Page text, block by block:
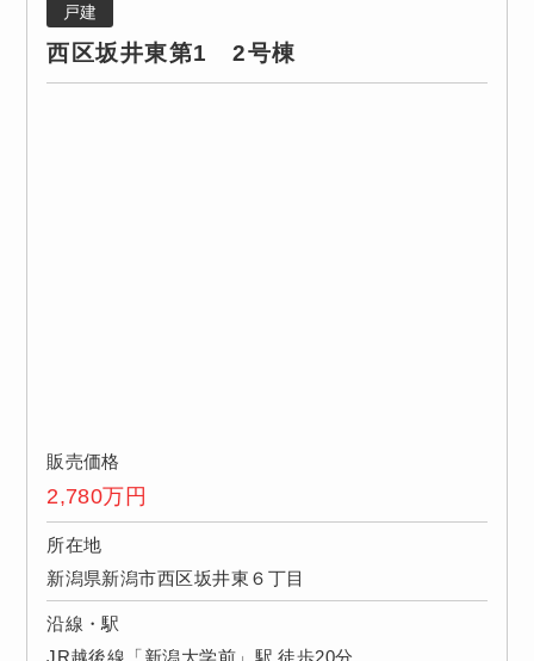
戸建
西区坂井東第1 2号棟
販売価格
2,780万円
所在地
新潟県新潟市西区坂井東６丁目
沿線・駅
JR越後線「新潟大学前」駅 徒歩20分